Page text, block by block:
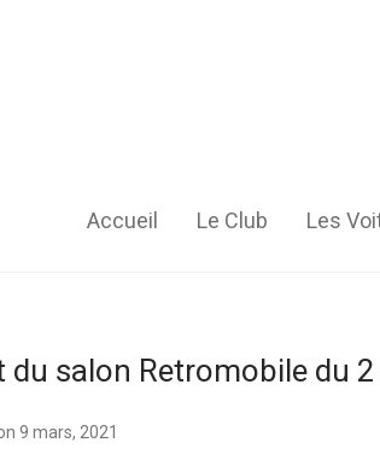
Accueil Le Club Les
du salon Retromobile du
9 mars, 2021